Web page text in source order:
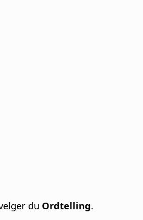
du Ordtelling.